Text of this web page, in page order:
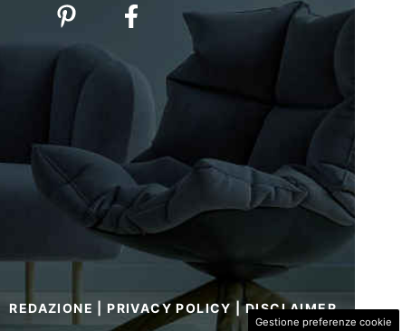
REDAZIONE PRIVACY POLICY |DISCLAIMER
Gestione preferenze cookie